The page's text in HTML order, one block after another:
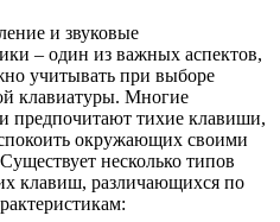
и звуковые
– один из важных аспектов,
учитывать при выборе
клавиатуры. Многие
предпочитают тихие клавиши,
окружающих своими
несколько типов
клавиш, различающихся по